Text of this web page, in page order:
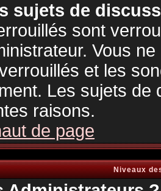
sujets de
sont
Vous
et les
Les sujets
raisons.
de page
Niveaux